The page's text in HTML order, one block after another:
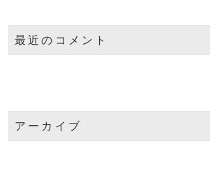
最近のコメント
アーカイブ